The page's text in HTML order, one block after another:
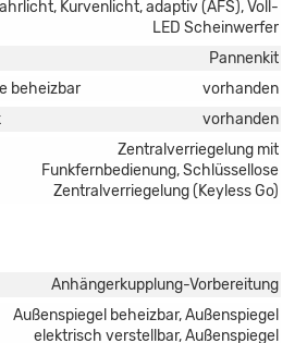
Kurvenlicht, adaptiv (AFS), Voll-
LED Scheinwerfer
Pannenkit
beheizbar
vorhanden
vorhanden
Zentralverriegelung mit
Funkfernbedienung, Schlüssellose
Zentralverriegelung (Keyless Go)
Anhängerkupplung-Vorbereitung
Außenspiegel beheizbar, Außenspiegel
elektrisch verstellbar, Außenspiegel